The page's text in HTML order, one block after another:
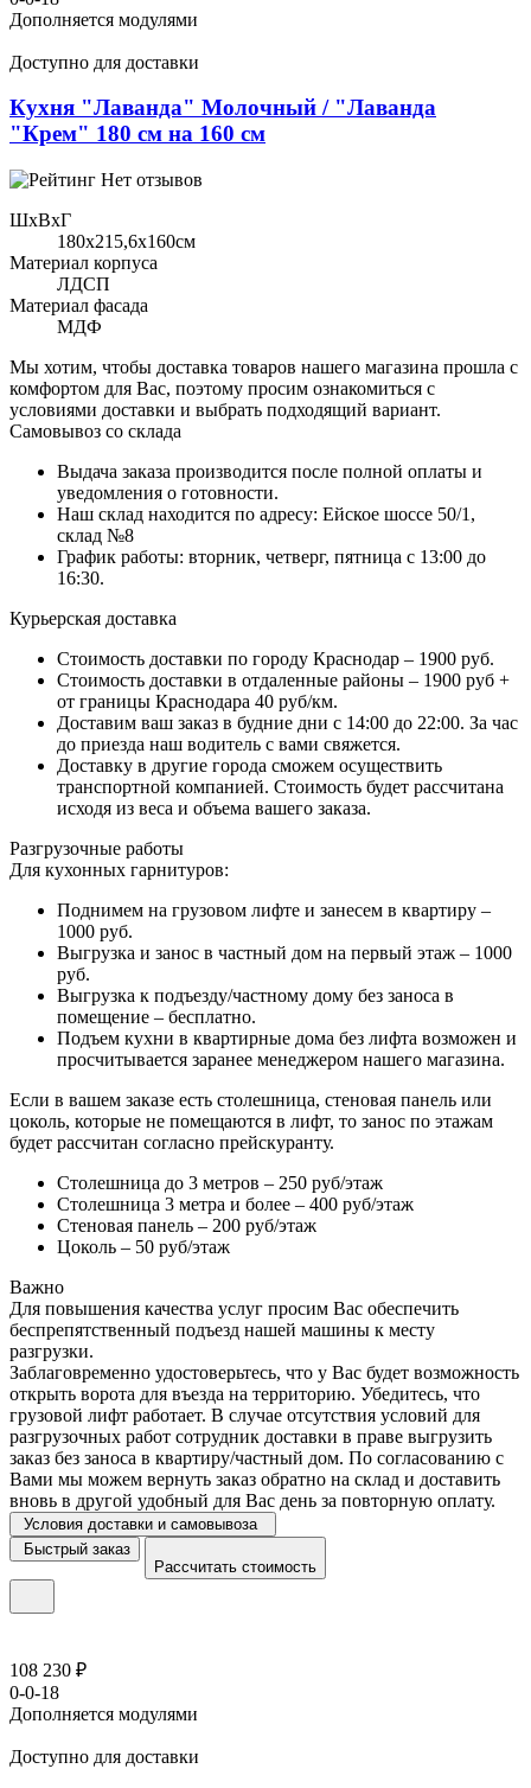
Дополняется модулями
Доступно для доставки
Кухня "Лаванда" Молочный / "Лаванда
"Крем" 180 см на 160 см
Нет отзывов
ШхВхГ
180x215,6х160см
Материал корпуса
ЛДСП
Материал фасада
МДФ
Мы хотим, чтобы доставка товаров нашего магазина прошла с
комфортом для Вас, поэтому просим ознакомиться с
условиями доставки и выбрать подходящий вариант.
Самовывоз со склада
Выдача заказа производится после полной оплаты и
уведомления о готовности.
Наш склад находится по адресу: Ейское шоссе 50/1,
склад №8
График работы: вторник, четверг, пятница с 13:00 до
16:30.
Курьерская доставка
Стоимость доставки по городу Краснодар – 1900 руб.
Стоимость доставки в отдаленные районы – 1900 руб +
от границы Краснодара 40 руб/км.
Доставим ваш заказ в будние дни с 14:00 до 22:00. За час
до приезда наш водитель с вами свяжется.
Доставку в другие города сможем осуществить
транспортной компанией. Стоимость будет рассчитана
исходя из веса и объема вашего заказа.
Разгрузочные работы
Для кухонных гарнитуров:
Поднимем на грузовом лифте и занесем в квартиру –
1000 руб.
Выгрузка и занос в частный дом на первый этаж – 1000
руб.
Выгрузка к подъезду/частному дому без заноса в
помещение – бесплатно.
Подъем кухни в квартирные дома без лифта возможен и
просчитывается заранее менеджером нашего магазина.
Если в вашем заказе есть столешница, стеновая панель или
цоколь, которые не помещаются в лифт, то занос по этажам
будет рассчитан согласно прейскуранту.
Столешница до 3 метров – 250 руб/этаж
Столешница 3 метра и более – 400 руб/этаж
Стеновая панель – 200 руб/этаж
Цоколь – 50 руб/этаж
Важно
Для повышения качества услуг просим Вас обеспечить
беспрепятственный подъезд нашей машины к месту
разгрузки.
Заблаговременно удостоверьтесь, что у Вас будет возможность
открыть ворота для въезда на территорию. Убедитесь, что
грузовой лифт работает. В случае отсутствия условий для
разгрузочных работ сотрудник доставки в праве выгрузить
заказ без заноса в квартиру/частный дом. По согласованию с
Вами мы можем вернуть заказ обратно на склад и доставить
вновь в другой удобный для Вас день за повторную оплату.
Условия доставки и самовывоза
Быстрый заказ
Рассчитать стоимость
108 230 ₽
0-0-18
Дополняется модулями
Доступно для доставки